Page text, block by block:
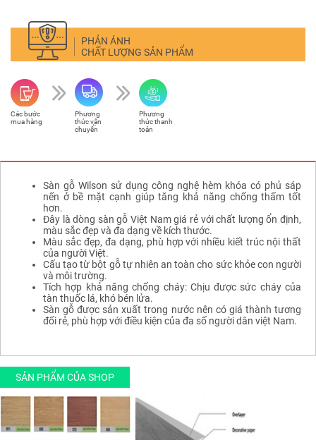
PHẢN ÁNH
CHẤT LƯỢNG SẢN PHẨM
Các bước
mua hàng
Phương
thức vận
chuyển
Phương
thức thanh
toán
Sàn gỗ Wilson sử dụng công nghệ hèm khóa có phủ sáp
nến ở bề mặt cạnh giúp tăng khả năng chống thấm tốt
hơn.
Đây là dòng sàn gỗ Việt Nam giá rẻ với chất lượng ổn định,
màu sắc đẹp và đa dạng về kích thước.
Màu sắc đẹp, đa dạng, phù hợp với nhiều kiết trúc nội thất
của người Việt.
Cấu tạo từ bột gỗ tự nhiên an toàn cho sức khỏe con người
và môi trường.
Tích hợp khả năng chống cháy: Chịu được sức cháy của
tàn thuốc lá, khó bén lửa.
Sàn gỗ được sản xuất trong nước nên có giá thành tương
đối rẻ, phù hợp với điều kiện của đa số người dân việt Nam.
SẢN PHẨM CỦA SHOP